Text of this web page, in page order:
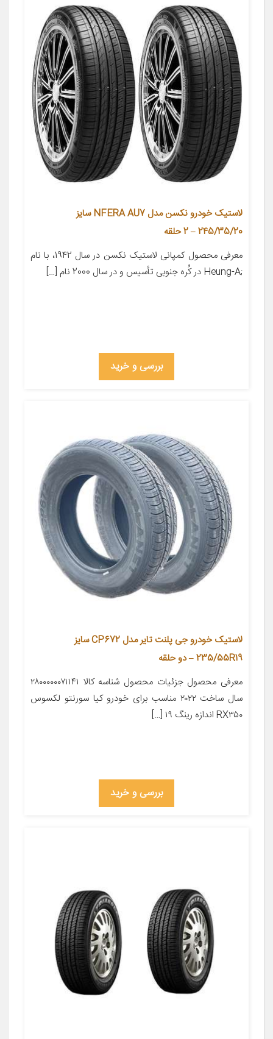
لاستیک خودرو نکسن مدل NFERA AU7 سایز
245/35/20 – 2 حلقه
معرفی محصول کمپانی لاستیک نکسن در سال 1942، با نام
;Heung-A در کُره­ جنوبی تأسیس و در سال 2000 نام […]
بررسی و خرید
لاستیک خودرو جی پلنت تایر مدل CP672 سایز
235/55R19 – دو حلقه
معرفی محصول جزئیات محصول شناسه کالا ۲۸۰۰۰۰۰۰۷۱۱۴۱
سال ساخت ۲۰۲۲ مناسب برای خودرو کیا سورنتو لکسوس
RX۳۵۰ اندازه رینگ ۱۹ […]
بررسی و خرید